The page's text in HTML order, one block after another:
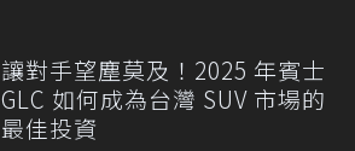
讓對手望塵莫及！2025 年賓士
GLC 如何成為台灣 SUV 市場的
最佳投資